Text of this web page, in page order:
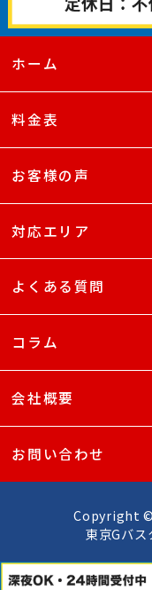
ホーム
料金表
お客様の声
対応エリア
よくある質問
コラム
会社概要
お問い合わせ
Copyright ©
東京Gバ